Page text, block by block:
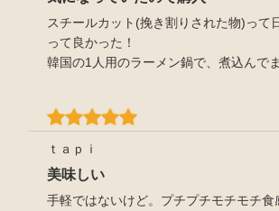
スチールカット(挽き割りされた物)って
って良かった！
韓国の1人用のラーメン鍋で、煮込んでま
ｔａｐｉ
美味しい
手軽ではないけど。プチプチモチモチ